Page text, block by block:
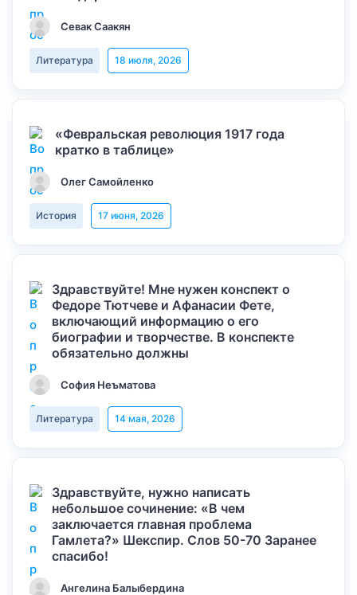
Севак Саакян
Литература 18 июля, 2026
«Февральская революция 1917 года
кратко в таблице»
Олег Самойленко
История 17 июня, 2026
Здравствуйте! Мне нужен конспект о
Федоре Тютчеве и Афанасии Фете,
включающий информацию о его
биографии и творчестве. В конспекте
обязательно должны
София Неъматова
Литература 14 мая, 2026
Здравствуйте, нужно написать
небольшое сочинение: «В чем
заключается главная проблема
Гамлета?» Шекспир. Слов 50-70 Заранее
спасибо!
Ангелина Балыбердина